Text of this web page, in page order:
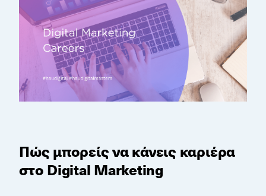
Πώς μπορείς να κάνεις καριέρα
στο Digital Marketing